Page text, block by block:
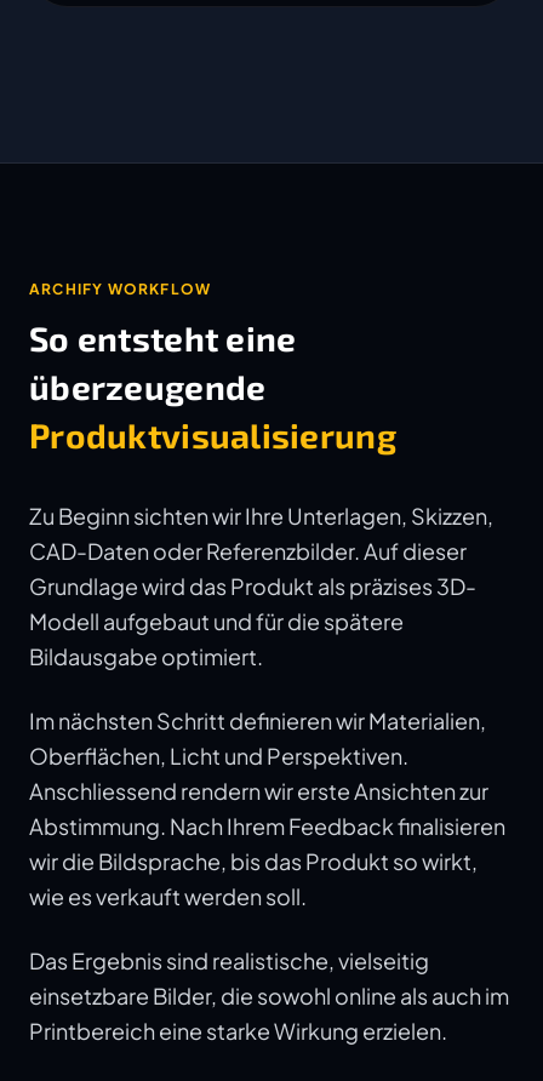
ARCHIFY WORKFLOW
So entsteht eine
überzeugende
Produktvisualisierung
Zu Beginn sichten wir Ihre Unterlagen, Skizzen,
CAD-Daten oder Referenzbilder. Auf dieser
Grundlage wird das Produkt als präzises 3D-
Modell aufgebaut und für die spätere
Bildausgabe optimiert.
Im nächsten Schritt definieren wir Materialien,
Oberflächen, Licht und Perspektiven.
Anschliessend rendern wir erste Ansichten zur
Abstimmung. Nach Ihrem Feedback finalisieren
wir die Bildsprache, bis das Produkt so wirkt,
wie es verkauft werden soll.
Das Ergebnis sind realistische, vielseitig
einsetzbare Bilder, die sowohl online als auch im
Printbereich eine starke Wirkung erzielen.